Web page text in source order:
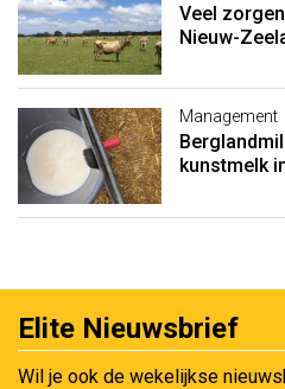
Veel
Nieuw-
Management
kunstmelk
Elite Nieuwsbrief
Wil je ook de wekelijkse